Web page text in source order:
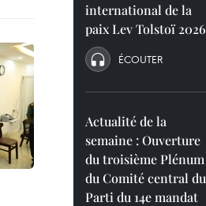
international de la
paix Lev Tolstoï 2026
ÉCOUTER
Actualité de la
semaine : Ouverture
du troisième Plénum
du Comité central du
Parti du 14e mandat